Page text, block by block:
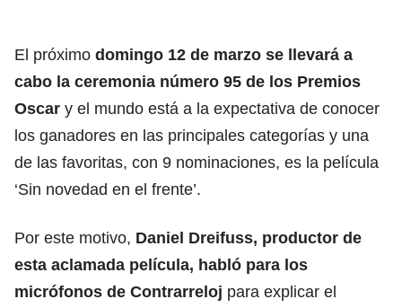
El próximo domingo 12 de marzo se llevará a
cabo la ceremonia número 95 de los Premios
Oscar y el mundo está a la expectativa de conocer
los ganadores en las principales categorías y una
de las favoritas, con 9 nominaciones, es la película
‘Sin novedad en el frente’.
Por este motivo, Daniel Dreifuss, productor de
esta aclamada película, habló para los
micrófonos de Contrarreloj para explicar el